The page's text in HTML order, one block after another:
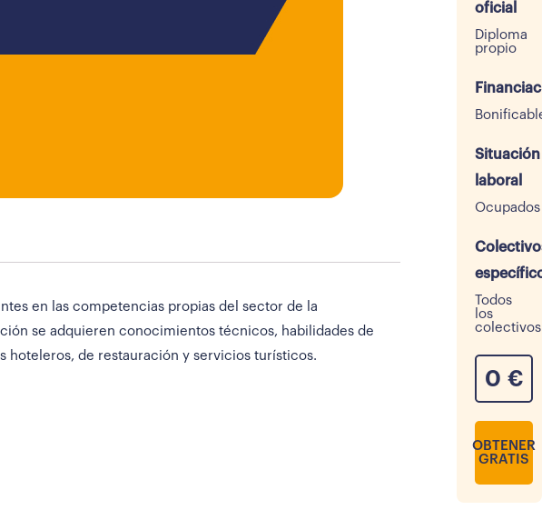
en las competencias propias del sector de la
se adquieren conocimientos técnicos, habilidades de
hoteleros, de restauración y servicios turísticos.
oficial
Diploma
propio
Situación
laboral
Ocupados
Todos
los
colectivos
0 €
OBTENER
GRATIS